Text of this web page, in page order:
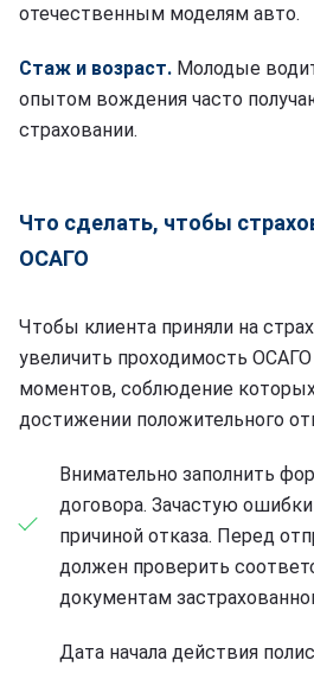
отечественным моделям авто.
Стаж и возраст. Молодые
опытом вождения часто
страховании.
Что сделать, чтобы
ОСАГО
Чтобы клиента приняли на
увеличить проходимость
моментов, соблюдение
достижении положительного
Внимательно заполнить
договора. Зачастую
причиной отказа. Перед
должен проверить
документам
Дата начала действия